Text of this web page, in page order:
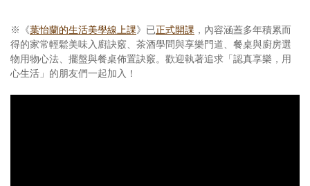
※《葉怡蘭的生活美學線上課》已正式開課 ，內容涵蓋多年積累而
得的家常輕鬆美味入廚訣竅、茶酒學問與享樂門道、餐桌與廚房選
物用物心法、擺盤與餐桌佈置訣竅。歡迎執著追求「認真享樂，用
心生活」的朋友們一起加入！